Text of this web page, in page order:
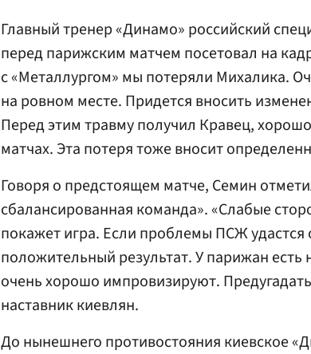
Главный тренер «Динамо» российский
перед парижским матчем посетовал на
с «Металлургом» мы потеряли Михалика.
на ровном месте. Придется вносить
Перед этим травму получил Кравец,
матчах. Эта потеря тоже вносит
Говоря о предстоящем матче, Семин
сбалансированная команда». «Слабые
покажет игра. Если проблемы ПСЖ удастся
положительный результат. У парижан есть
очень хорошо импровизируют.
наставник киевлян.
До нынешнего противостояния киевское